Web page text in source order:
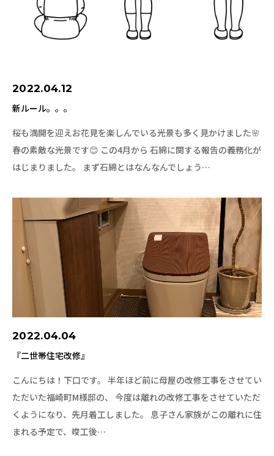
2022.04.12
新ルール。。。
桜も満開を迎えお花見を楽しんでいる光景も多く見かけました🌸
春の素敵な光景です😊 この4月から 石綿に関する報告の義務化が
はじまりました。 まず石綿とはなんなんでしょう…
2022.04.04
『二世帯住宅改修』
こんにちは！下口です。 半年ほど前に母屋の改修工事をさせてい
ただいた福崎町M様邸の、 今度は離れの改修工事をさせていただ
くようになり、先月着工しました。 息子さん家族がこの離れに住
まれる予定で、竣工後…